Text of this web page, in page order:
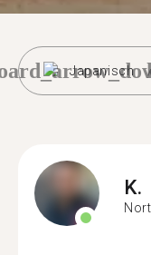
Japanisch
K.